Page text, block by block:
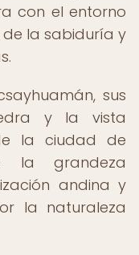
con el entorno
la sabiduría y
sus
y la vista
la ciudad de
la grandeza
andina y
la naturaleza